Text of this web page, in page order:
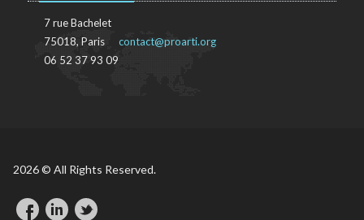
7 rue Bachelet
75018, Paris
06 52 37 93 09
contact@proarti.org
2026 © All Rights Reserved.